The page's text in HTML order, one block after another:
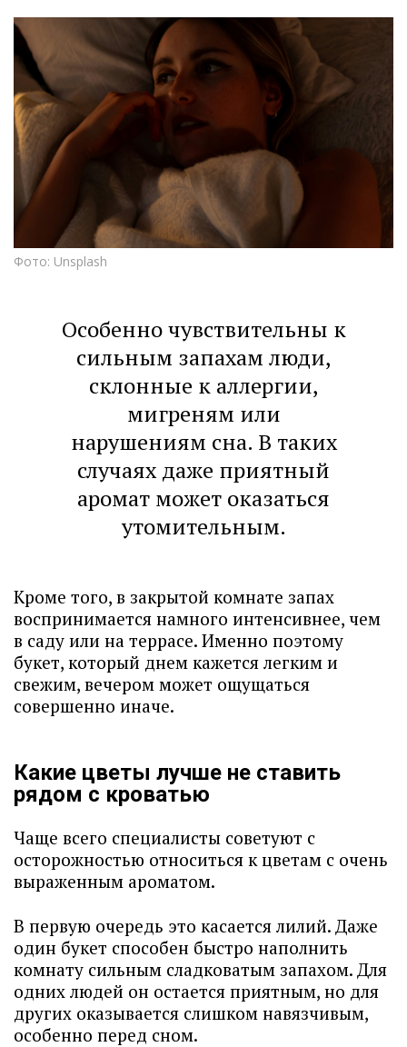
Фото: Unsplash
Особенно чувствительны к
сильным запахам люди,
склонные к аллергии,
мигреням или
нарушениям сна. В таких
случаях даже приятный
аромат может оказаться
утомительным.
Кроме того, в закрытой комнате запах
воспринимается намного интенсивнее, чем
в саду или на террасе. Именно поэтому
букет, который днем кажется легким и
свежим, вечером может ощущаться
совершенно иначе.
Какие цветы лучше не ставить
рядом с кроватью
Чаще всего специалисты советуют с
осторожностью относиться к цветам с очень
выраженным ароматом.
В первую очередь это касается лилий. Даже
один букет способен быстро наполнить
комнату сильным сладковатым запахом. Для
одних людей он остается приятным, но для
других оказывается слишком навязчивым,
особенно перед сном.